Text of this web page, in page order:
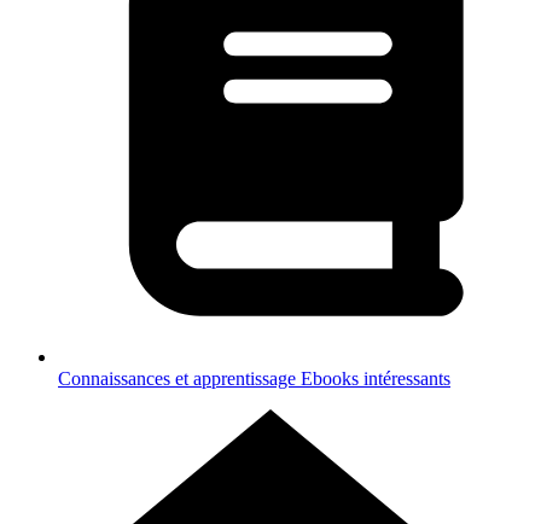
Connaissances et apprentissage Ebooks intéressants